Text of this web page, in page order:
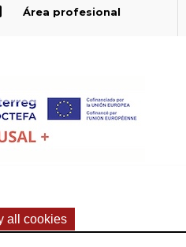
Área profesional
all cookies